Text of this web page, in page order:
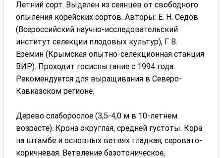
Летний сорт. Выделен из сеянцев от свободного
опыления корейских сортов. Авторы: Е. Н. Седов
(Всероссийский научно-исследовательский
институт селекции плодовых культур), Г. В.
Еремин (Крымская опытно-селекционная станция
ВИР). Проходит госиспытание с 1994 года.
Рекомендуется для выращивания в Севе­ро-
Кавказском регионе.
Дерево слаборослое (3,5-4,0 м в 10-летнем
возрасте). Крона округлая, средней густоты. Кора
на штамбе и основных ветвях гладкая, серовато-
коричневая. Ветвление базотоническое,